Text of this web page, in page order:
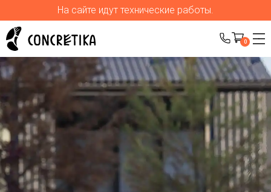
На сайте идут технические работы.
0